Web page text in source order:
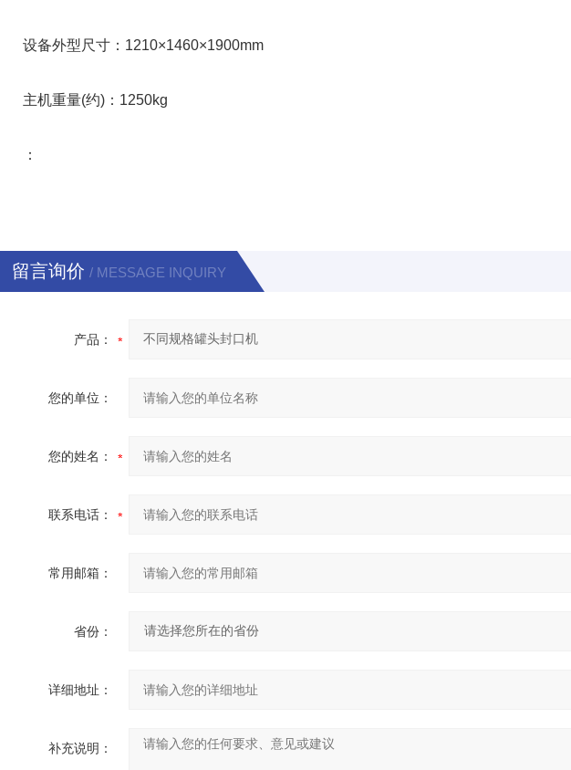
设备外型尺寸：1210×1460×1900mm
主机重量(约)：1250kg
：
留言询价 / MESSAGE INQUIRY
产品：
您的单位：
您的姓名：
联系电话：
常用邮箱：
省份：
详细地址：
补充说明：